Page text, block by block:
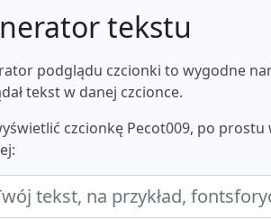
tekstu
podglądu czcionki to wygodne
tekst w danej czcionce.
czcionkę Pecot009, po